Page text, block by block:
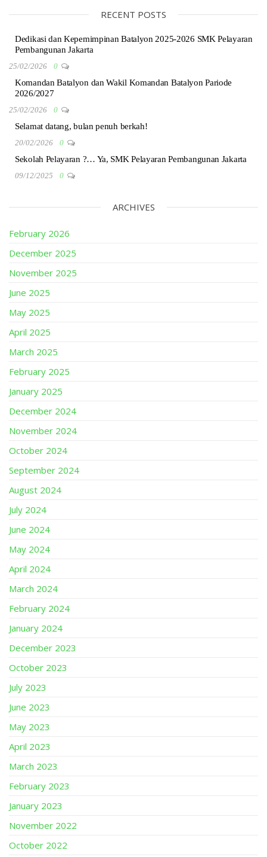
RECENT POSTS
Dedikasi dan Kepemimpinan Batalyon 2025-2026 SMK Pelayaran
Pembangunan Jakarta
25/02/2026 0
Komandan Batalyon dan Wakil Komandan Batalyon Pariode
2026/2027
25/02/2026 0
Selamat datang, bulan penuh berkah!
20/02/2026 0
Sekolah Pelayaran ?… Ya, SMK Pelayaran Pembangunan Jakarta
09/12/2025 0
ARCHIVES
February 2026
December 2025
November 2025
June 2025
May 2025
April 2025
March 2025
February 2025
January 2025
December 2024
November 2024
October 2024
September 2024
August 2024
July 2024
June 2024
May 2024
April 2024
March 2024
February 2024
January 2024
December 2023
October 2023
July 2023
June 2023
May 2023
April 2023
March 2023
February 2023
January 2023
November 2022
October 2022